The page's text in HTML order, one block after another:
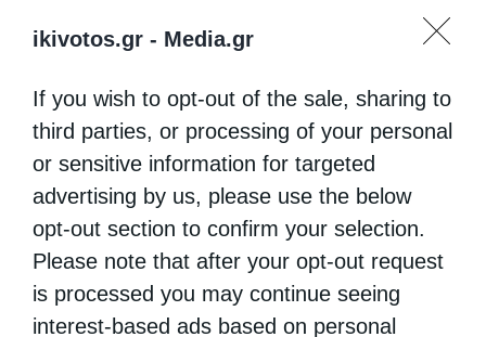
ikivotos.gr - Media.gr
If you wish to opt-out of the sale, sharing to
third parties, or processing of your personal
or sensitive information for targeted
advertising by us, please use the below
opt-out section to confirm your selection.
Please note that after your opt-out request
is processed you may continue seeing
interest-based ads based on personal
Υμηττού κ. Δανιήλ Στην τελευταία ομιλία
προς τους μαθητές Του ο Κύριός μας Ιησούς
Χριστός έδωσε τις τελευταίες εντολές Του.
1) Να μη ταράζεσθε από την …